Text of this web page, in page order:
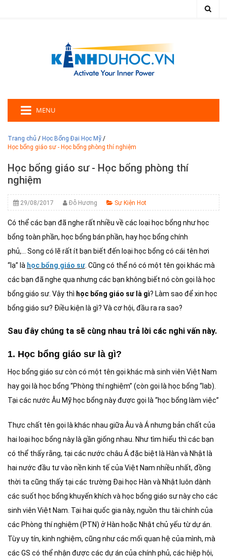
MENU
Trang chủ / Học Bổng Đại Học Mỹ /
Học bổng giáo sư - Học bổng phòng thí nghiệm
Học bổng giáo sư - Học bổng phòng thí
nghiệm
29/08/2017 Đỗ Hương Sự Kiện Hot
Có thể các bạn đã nghe rất nhiều về các loại học bổng như học
bổng toàn phần, học bổng bán phần, hay học bổng chính
phủ,... Song có lẽ rất ít bạn biết đến loại học bổng có cái tên hơi
“lạ” là học bổng giáo sư . Cũng có thể nó có một tên gọi khác mà
các bạn đã nghe qua nhưng các bạn không biết nó còn gọi là học
bổng giáo sư. Vậy thì học bổng giáo sư là gì? Làm sao để xin học
bổng giáo sư? Điều kiện là gì? Và cơ hội, đầu ra ra sao?
Sau đây chúng ta sẽ cùng nhau trả lời các nghi vấn này.
1. Học bổng giáo sư là gì?
Học bổng giáo sư còn có một tên gọi khác mà sinh viên Việt Nam
hay gọi là học bổng “Phòng thí nghiệm” (còn gọi là học bổng “lab).
Tại các nước Âu Mỹ học bổng này được gọi là “học bổng làm việc”
Thực chất tên gọi là khác nhau giữa Âu và Á nhưng bản chất của
hai loại học bổng này là gần giống nhau. Như tìm hiểu thì các bạn
có thể thấy rằng, tại các nước châu Á đặc biệt là Hàn và Nhật là
hai nước đầu tư vào nền kinh tế của Việt Nam nhiều nhất, đồng
thời ta cũng thấy tại các trường Đại học Hàn và Nhật luôn dành
các suốt học bổng khuyến khích và học bổng giáo sư này cho các
sinh viên Việt Nam. Tại hai quốc gia này, nguồn thu tài chính của
các Phòng thí nghiệm (PTN) ở Hàn hoặc Nhật chủ yếu từ dự án.
Tùy uy tín, kinh nghiệm, cũng như các mối quan hệ của mình, mà
các GS có thể nhận được các dự án của chính phủ, các hiệp hội,